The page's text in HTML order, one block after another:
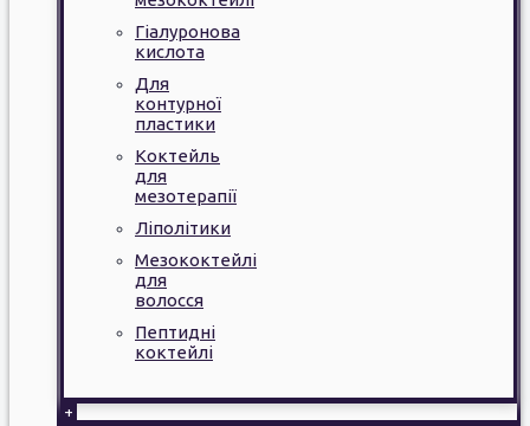
Гіалуронова
кислота
Для
контурної
пластики
Коктейль
для
мезотерапії
Ліполітики
Мезококтейлі
для
волосся
Пептидні
коктейлі
+